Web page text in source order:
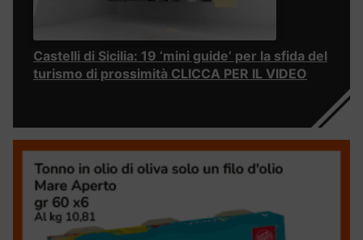
Castelli di Sicilia: 19 ‘mini guide’ per la sfida del
turismo di prossimità CLICCA PER IL VIDEO